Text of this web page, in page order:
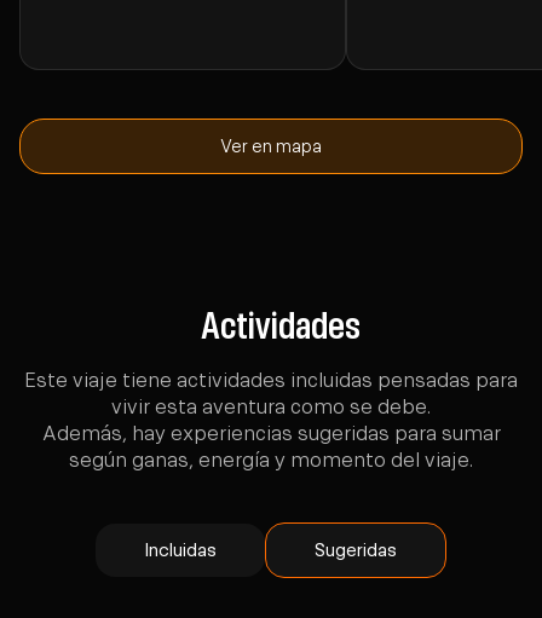
Ver en mapa
Actividades
Este viaje tiene actividades incluidas pensadas para
vivir esta aventura como se debe.
Además, hay experiencias sugeridas para sumar
según ganas, energía y momento del viaje.
Incluidas Sugeridas